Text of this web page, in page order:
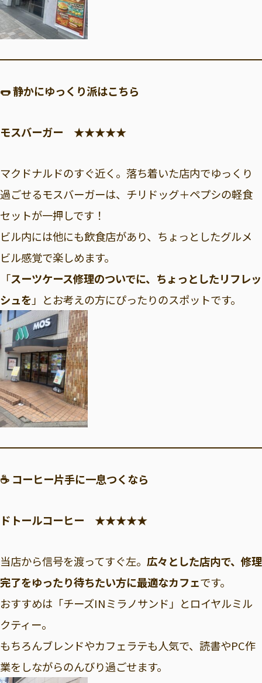
🌭 静かにゆっくり派はこちら
モスバーガー ★★★★★
マクドナルドのすぐ近く。落ち着いた店内でゆっくり
過ごせるモスバーガーは、チリドッグ＋ペプシの軽食
セットが一押しです！
ビル内には他にも飲食店があり、ちょっとしたグルメ
ビル感覚で楽しめます。
「スーツケース修理のついでに、ちょっとしたリフレッ
シュを 」とお考えの方にぴったりのスポットです。
☕ コーヒー片手に一息つくなら
ドトールコーヒー ★★★★★
当店から信号を渡ってすぐ左。 広々とした店内で、修理
完了をゆったり待ちたい方に最適なカフェです。
おすすめは「チーズINミラノサンド」とロイヤルミル
クティー。
もちろんブレンドやカフェラテも人気で、読書やPC作
業をしながらのんびり過ごせます。